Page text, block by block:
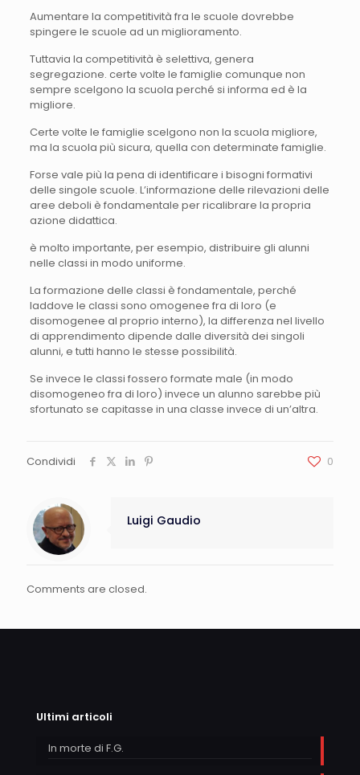
Aumentare la competitività fra le scuole dovrebbe
spingere le scuole ad un miglioramento.
Tuttavia la competitività è selettiva, genera
segregazione. certe volte le famiglie comunque non
sempre scelgono la scuola perché si informa ed è la
migliore.
Certe volte le famiglie scelgono non la scuola migliore,
ma la scuola più sicura, quella con determinate famiglie.
Forse vale più la pena di identificare i bisogni formativi
delle singole scuole. L’informazione delle rilevazioni delle
aree deboli è fondamentale per ricalibrare la propria
azione didattica.
è molto importante, per esempio, distribuire gli alunni
nelle classi in modo uniforme.
La formazione delle classi è fondamentale, perché
laddove le classi sono omogenee fra di loro (e
disomogenee al proprio interno), la differenza nel livello
di apprendimento dipende dalle diversità dei singoli
alunni, e tutti hanno le stesse possibilità.
Se invece le classi fossero formate male (in modo
disomogeneo fra di loro) invece un alunno sarebbe più
sfortunato se capitasse in una classe invece di un’altra.
Condividi 0
Luigi Gaudio
Comments are closed.
Ultimi articoli
In morte di F.G.